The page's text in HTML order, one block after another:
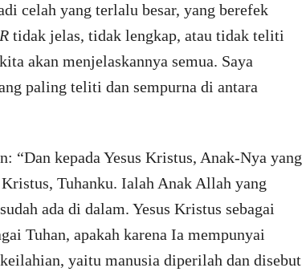
celah yang terlalu besar, yang berefek
tidak jelas, tidak lengkap, atau tidak teliti
akan menjelaskannya semua. Saya
paling teliti dan sempurna di antara
“Dan kepada Yesus Kristus, Anak-Nya yang
Tuhanku. Ialah Anak Allah yang
ada di dalam. Yesus Kristus sebagai
Tuhan, apakah karena Ia mempunyai
yaitu manusia diperilah dan disebut